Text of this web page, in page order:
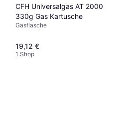
CFH Universalgas AT 2000
330g Gas Kartusche
Gasflasche
19,12 €
1 Shop